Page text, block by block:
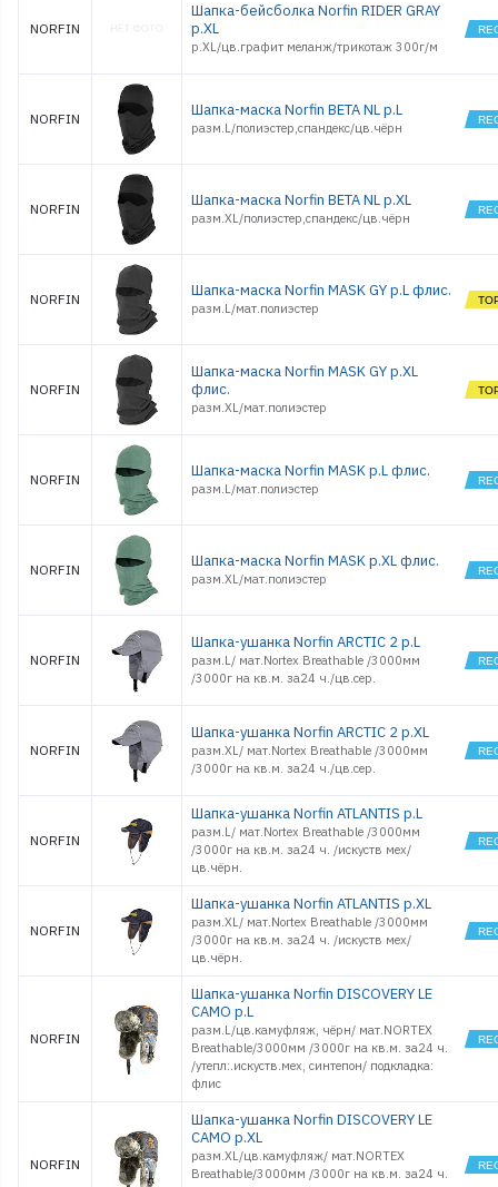
NORFIN
Шапка-бейсболка Norfin RIDER GRAY
р.XL
р.XL/цв.графит меланж/трикотаж 300г/м
NORFIN Шапка-маска Norfin BETA NL р.L
разм.L/полиэстер,спандекс/цв.чёрн
NORFIN Шапка-маска Norfin BETA NL р.XL
разм.XL/полиэстер,спандекс/цв.чёрн
NORFIN Шапка-маска Norfin MASK GY р.L флис.
разм.L/мат.полиэстер
NORFIN
Шапка-маска Norfin MASK GY р.XL
флис.
разм.XL/мат.полиэстер
NORFIN Шапка-маска Norfin MASK р.L флис.
разм.L/мат.полиэстер
NORFIN Шапка-маска Norfin MASK р.XL флис.
разм.XL/мат.полиэстер
NORFIN
Шапка-ушанка Norfin ARCTIC 2 р.L
разм.L/ мат.Nortex Breathable /3000мм
/3000г на кв.м. за24 ч./цв.сер.
NORFIN
Шапка-ушанка Norfin ARCTIC 2 р.XL
разм.XL/ мат.Nortex Breathable /3000мм
/3000г на кв.м. за24 ч./цв.сер.
NORFIN
Шапка-ушанка Norfin ATLANTIS р.L
разм.L/ мат.Nortex Breathable /3000мм
/3000г на кв.м. за24 ч. /искуств мех/
цв.чёрн.
NORFIN
Шапка-ушанка Norfin ATLANTIS р.XL
разм.XL/ мат.Nortex Breathable /3000мм
/3000г на кв.м. за24 ч. /искуств мех/
цв.чёрн.
NORFIN
Шапка-ушанка Norfin DISCOVERY LE
CAMO p.L
разм.L/цв.камуфляж, чёрн/ мат.NORTEX
Breathable/3000мм /3000г на кв.м. за24 ч.
/утепл:.искуств.мех, синтепон/ подкладка:
флис
NORFIN
Шапка-ушанка Norfin DISCOVERY LE
CAMO p.XL
разм.XL/цв.камуфляж/ мат.NORTEX
Breathable/3000мм /3000г на кв.м. за24 ч.